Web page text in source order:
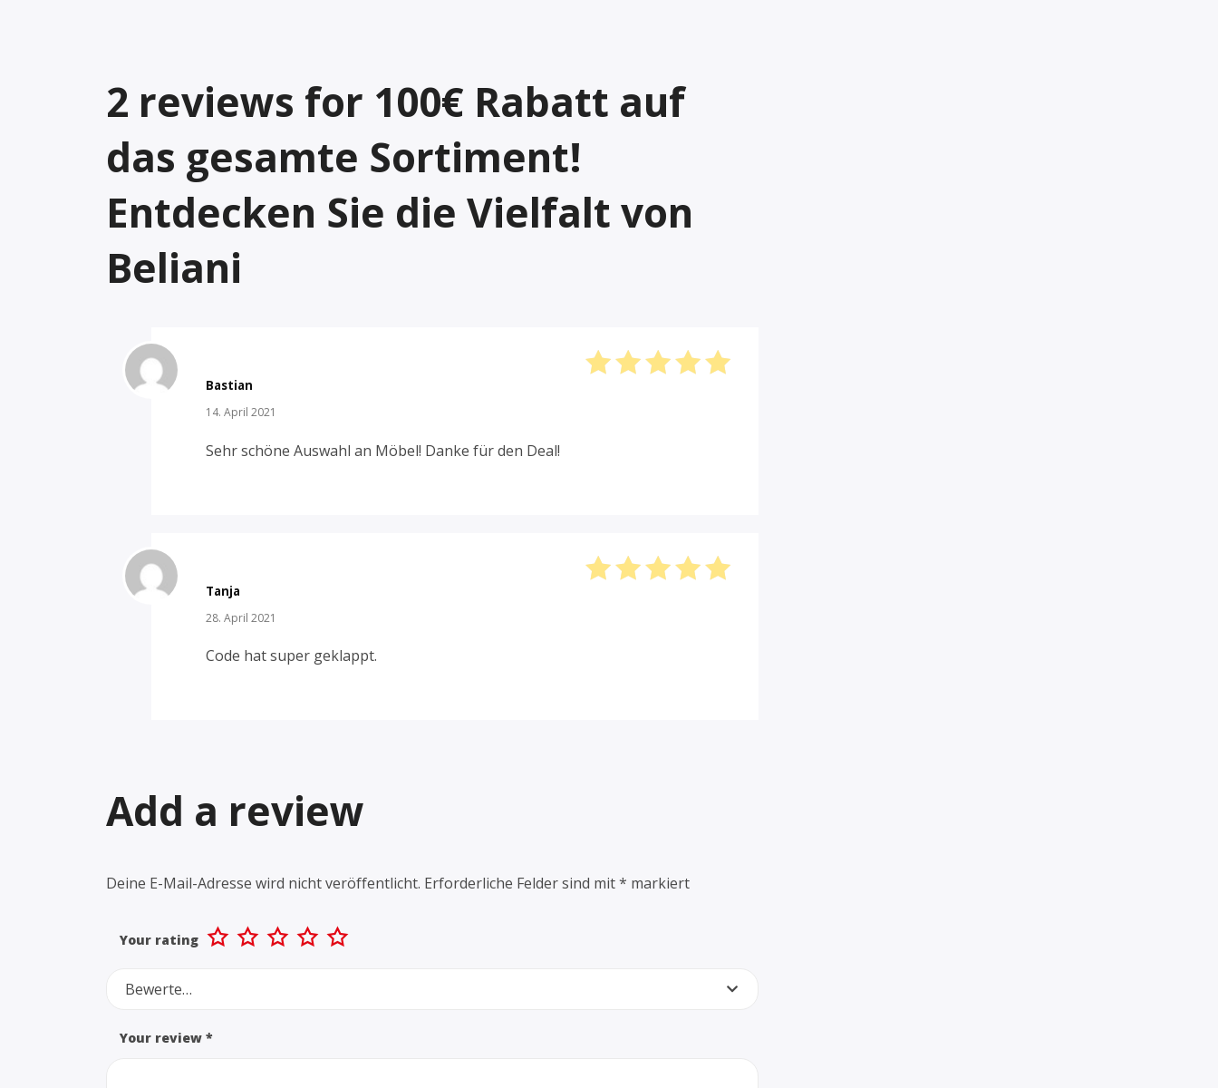
2 reviews for 100€ Rabatt auf
das gesamte Sortiment!
Entdecken Sie die Vielfalt von
Beliani
Bastian
14. April 2021
Sehr schöne Auswahl an Möbel! Danke für den Deal!
Tanja
28. April 2021
Code hat super geklappt.
Add a review
Deine E-Mail-Adresse wird nicht veröffentlicht. Erforderliche Felder sind mit* markiert
Your rating
Bewerte…
Your review *